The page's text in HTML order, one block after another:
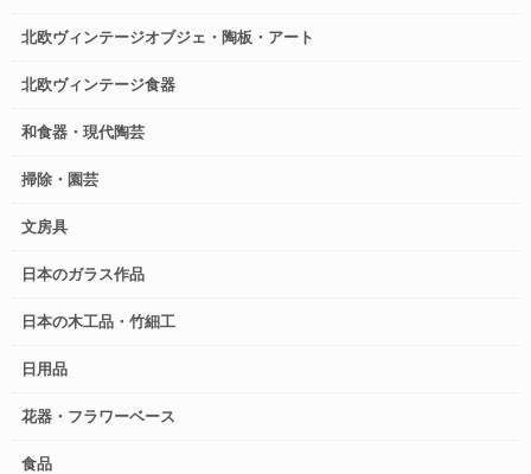
北欧ヴィンテージオブジェ・陶板・アート
北欧ヴィンテージ食器
和食器・現代陶芸
掃除・園芸
文房具
日本のガラス作品
日本の木工品・竹細工
日用品
花器・フラワーベース
食品